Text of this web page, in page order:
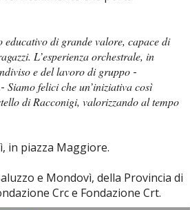
educativo di grande valore, capace di
L’esperienza orchestrale, in
e del lavoro di gruppo -
Siamo felici che un’iniziativa così
di Racconigi, valorizzando al tempo
in piazza Maggiore.
e Mondovì, della Provincia di
Crc e Fondazione Crt.